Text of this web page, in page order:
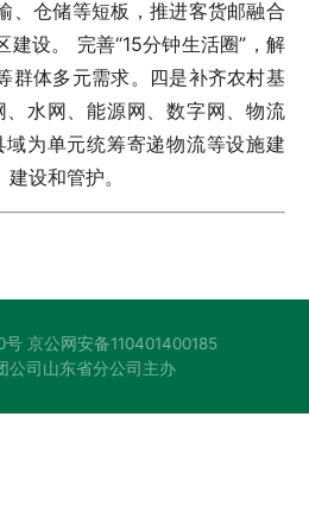
、仓储等短板，推进客货邮融合
建设。 完善“15分钟生活圈”，解
群体多元需求。四是补齐农村基
、水网、能源网、数字网、物流
域为单元统筹寄递物流等设施建
设和管护。
京公网安备110401400185
公司山东省分公司主办